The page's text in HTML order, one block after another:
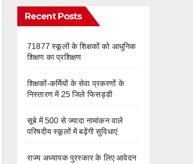
Recent Posts
71877 स्कूलों के शिक्षकों को आधुनिक
शिक्षण का प्रशिक्षण
शिक्षकों-कर्मियों के सेवा प्रकरणों के
निस्तारण में 25 जिले फिसड्डी
सूबे में 500 से ज्यादा नामांकन वाले
परिषदीय स्कूलों में बढ़ेंगी सुविधाएं
राज्य अध्यापक पुरस्कार के लिए आवेदन